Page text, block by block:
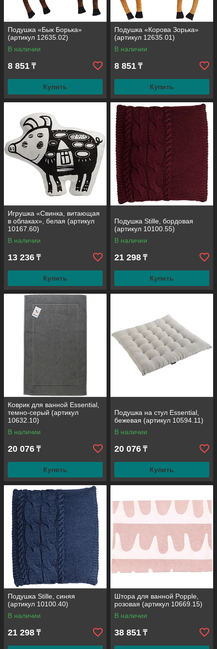
Подушка «Бык Борька»
(артикул 12635.02)
В наличии
8 851 ₸
Купить
Подушка «Корова Зорька»
(артикул 12635.01)
В наличии
8 851 ₸
Купить
Игрушка «Свинка, витающая
в облаках», белая (артикул
10167.60)
В наличии
13 236 ₸
Купить
Подушка Stille, бордовая
(артикул 10100.55)
В наличии
21 298 ₸
Купить
Коврик для ванной Essential,
темно-серый (артикул
10632.10)
В наличии
20 076 ₸
Купить
Подушка на стул Essential,
бежевая (артикул 10594.11)
В наличии
20 076 ₸
Купить
Подушка Stille, синяя
(артикул 10100.40)
В наличии
21 298 ₸
Штора для ванной Popple,
розовая (артикул 10669.15)
В наличии
38 851 ₸